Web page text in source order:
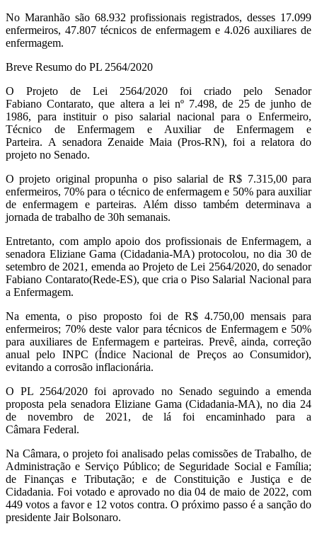
No Maranhão são 68.932 profissionais registrados, desses 17.099
enfermeiros, 47.807 técnicos de enfermagem e 4.026 auxiliares de
enfermagem.
Breve Resumo do PL 2564/2020
O Projeto de Lei 2564/2020 foi criado pelo Senador
FabianoContarato, que altera a lei nº 7.498, de 25 de junho de
1986, para instituir o piso salarial nacional para o Enfermeiro,
Técnico de Enfermagem e Auxiliar de Enfermagem e
Parteira. A senadora Zenaide Maia (Pros-RN), foi a relatora do
projeto no Senado.
O projeto original propunha o piso salarial de R$ 7.315,00 para
enfermeiros, 70% para o técnico de enfermagem e 50% para auxiliar
de enfermagem e parteiras. Além disso também determinava a
jornada de trabalho de 30h semanais.
Entretanto, com amplo apoio dos profissionais de Enfermagem, a
senadora ElizianeGama (Cidadania-MA) protocolou, no dia 30de
setembro de 2021 , emenda ao Projeto deLei 2564/2020, do senador
Fabiano Contarato(Rede-ES), que cria o Piso Salarial Nacional para
a Enfermagem.
Na ementa, o piso proposto foi de R$ 4.750,00 mensais para
enfermeiros; 70% deste valor para técnicos de Enfermagem e 50%
para auxiliares de Enfermagem e parteiras. Prevê, ainda, correção
anual pelo INPC (Índice Nacional de Preços ao Consumidor),
evitando a corrosão inflacionária.
O PL 2564/2020 foi aprovado no Senado seguindo a emenda
proposta pela senadora ElizianeGama (Cidadania-MA),no dia 24
de novembro de 2021, de lá foi encaminhado para a
Câmara Federal.
Na Câmara, o projeto foi analisado pelas comissões de Trabalho, de
Administração e Serviço Público; de Seguridade Social e Família;
de Finanças e Tributação; e de Constituição e Justiça e de
Cidadania. Foi votadoe aprovadono dia 04 de maio de 2022, com
449 votos a favor e 12 votos contra. O próximo passo é a sanção do
presidente Jair Bolsonaro.